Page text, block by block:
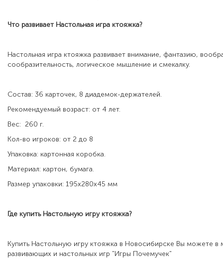
Что развивает Настольная игра ктояжка?
Настольная игра ктояжка развивает внимание, фантазию,
сообразительность, логическое мышление и смекалку.
Состав: 36 карточек, 8 диадемок-держателей.
Рекомендуемый возраст: от 4 лет.
Вес: 260 г.
Кол-во игроков: от 2 до 8
Упаковка: картонная коробка.
Материал: картон, бумага.
Размер упаковки: 195х280х45 мм
Где купить Настольную игру ктояжка?
Купить Настольную игру ктояжка в Новосибирске Вы можете в
развивающих и настольных игр "Игры Почемучек"